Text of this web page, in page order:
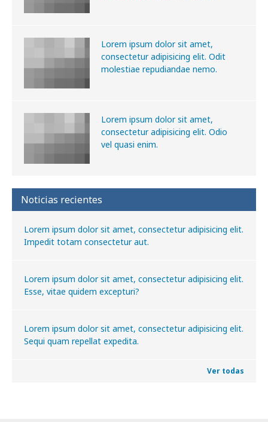
Lorem ipsum dolor sit amet,
consectetur adipisicing elit. Odit
molestiae repudiandae nemo.
Lorem ipsum dolor sit amet,
consectetur adipisicing elit. Odio
vel quasi enim.
Noticias recientes
Lorem ipsum dolor sit amet, consectetur adipisicing elit.
Impedit totam consectetur aut.
Lorem ipsum dolor sit amet, consectetur adipisicing elit.
Esse, vitae quidem excepturi?
Lorem ipsum dolor sit amet, consectetur adipisicing elit.
Sequi quam repellat expedita.
Ver todas